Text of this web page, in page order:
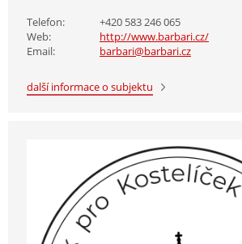
Telefon:
+420 583 246 065
Web:
http://www.barbari.cz/
Email:
barbari@barbari.cz
další informace o subjektu